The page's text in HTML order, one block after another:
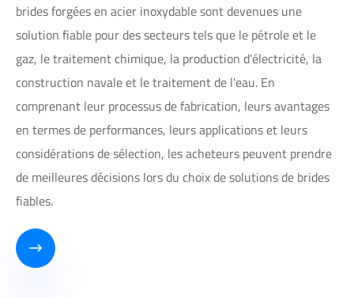
brides forgées en acier inoxydable sont devenues une
solution fiable pour des secteurs tels que le pétrole et le
gaz, le traitement chimique, la production d'électricité, la
construction navale et le traitement de l'eau. En
comprenant leur processus de fabrication, leurs avantages
en termes de performances, leurs applications et leurs
considérations de sélection, les acheteurs peuvent prendre
de meilleures décisions lors du choix de solutions de brides
fiables.
